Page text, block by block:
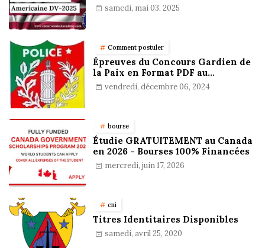
ligne !
samedi, mai 03, 2025
Comment postuler
Épreuves du Concours Gardien de
la Paix en Format PDF au
Cameroun : Stratégies,
Préparation et Astuces pour
vendredi, décembre 06, 2024
bourse
Étudie GRATUITEMENT au Canada
en 2026 - Bourses 100% Financées
mercredi, juin 17, 2026
cni
Titres Identitaires Disponibles
samedi, avril 25, 2020